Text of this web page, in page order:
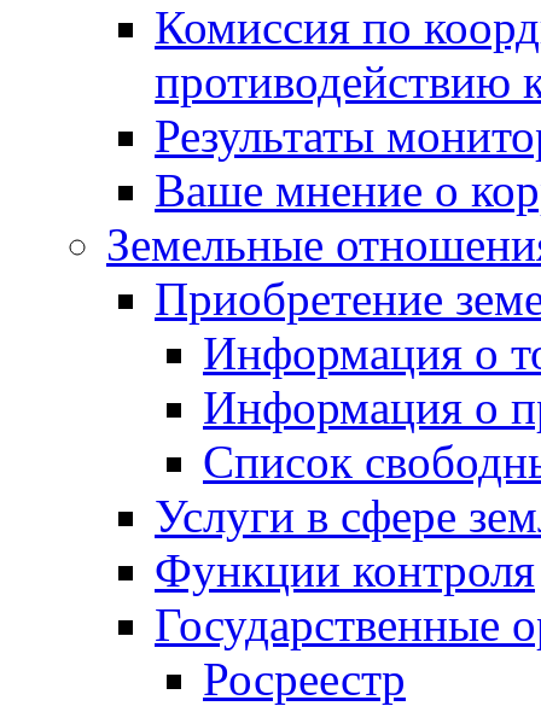
Комиссия по
противодействию
Результаты
Ваше мнение о
Земельные
Приобретение
Информация о
Информация о
Список
Услуги в сфере
Функции контроля
Государственные
Росреестр